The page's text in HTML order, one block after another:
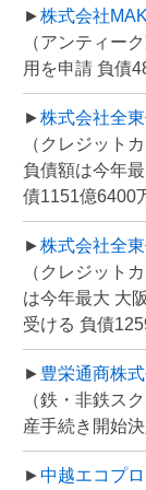
►株式会社
（アンティー
用を申請 負債
►株式会社全
（クレジット
負債額は今年
債1151億6400
►株式会社全
（クレジット
は今年最大 大
受ける 負債
► 豊栄通商株
（鉄・非鉄ス
産手続き開始
►中越エコプ